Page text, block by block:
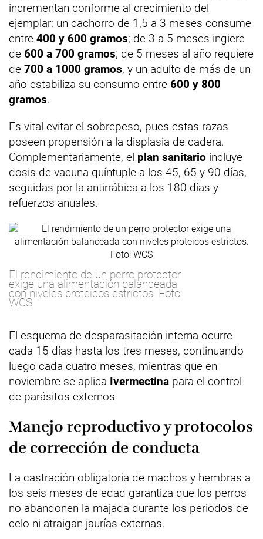
incrementan conforme al crecimiento del
ejemplar: un cachorro de 1,5 a 3 meses consume
entre 400 y 600 gramos; de 3 a 5 meses ingiere
de 600 a 700 gramos; de 5 meses al año requiere
de 700 a 1000 gramos, y un adulto de más de un
año estabiliza su consumo entre 600 y 800
gramos.
Es vital evitar el sobrepeso, pues estas razas
poseen propensión a la displasia de cadera.
Complementariamente, el plan sanitario incluye
dosis de vacuna quíntuple a los 45, 65 y 90 días,
seguidas por la antirrábica a los 180 días y
refuerzos anuales.
El rendimiento de un perro protector
exige una alimentación balanceada
con niveles proteicos estrictos. Foto:
WCS
El esquema de desparasitación interna ocurre
cada 15 días hasta los tres meses, continuando
luego cada cuatro meses, mientras que en
noviembre se aplica Ivermectina para el control
de parásitos externos
Manejo reproductivo y protocolos
de corrección de conducta
La castración obligatoria de machos y hembras a
los seis meses de edad garantiza que los perros
no abandonen la majada durante los periodos de
celo ni atraigan jaurías externas.